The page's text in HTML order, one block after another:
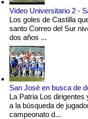
Video Universitario 2 -
Los goles de Castilla
santo Correo del Sur
dos años ...
San José en busca de
La Patria Los
a la búsqueda de
campeonato d...